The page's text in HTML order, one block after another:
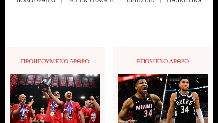
ΠΡΟΗΓΟΎΜΕΝΟ ΆΡΘΡΟ ΕΠΌΜΕΝΟ ΆΡΘΡΟ